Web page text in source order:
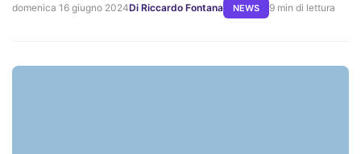
domenica 16 giugno 2024Di Riccardo Fontana NEWS 9 min di lettura